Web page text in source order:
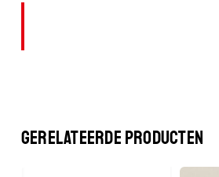
GERELATEERDE PRODUCTEN